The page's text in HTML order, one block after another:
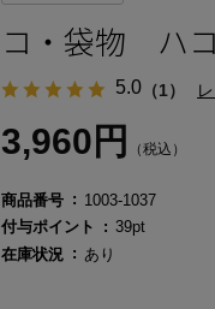
コ・袋物 ハ
5.0 （1）
3,960円 （税込）
商品番号
1003-1037
付与ポイント
39pt
在庫状況
あり